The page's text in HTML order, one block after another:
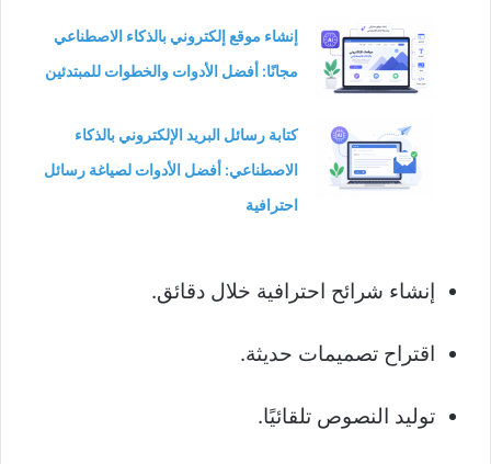
إنشاء موقع إلكتروني بالذكاء الاصطناعي
مجانًا: أفضل الأدوات والخطوات للمبتدئين
كتابة رسائل البريد الإلكتروني بالذكاء
الاصطناعي: أفضل الأدوات لصياغة رسائل
احترافية
إنشاء شرائح احترافية خلال دقائق.
اقتراح تصميمات حديثة.
توليد النصوص تلقائيًا.